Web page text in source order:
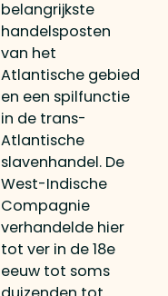
belangrijkste
handelsposten
van het
Atlantische gebied
en een spilfunctie
in de trans-
Atlantische
slavenhandel. De
West-Indische
Compagnie
verhandelde hier
tot ver in de 18e
eeuw tot soms